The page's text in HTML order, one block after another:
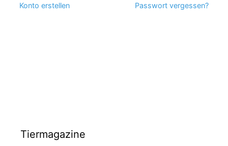
Konto erstellen Passwort vergessen?
Tiermagazine